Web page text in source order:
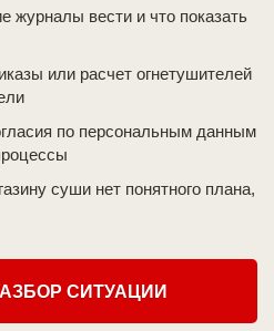
журналы вести и что показать
или расчет огнетушителей
по персональным данным
суши нет понятного плана,
СИТУАЦИИ